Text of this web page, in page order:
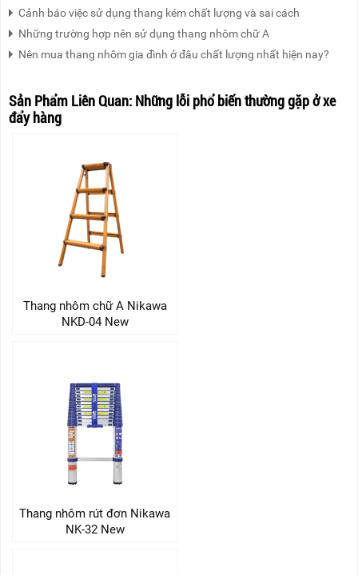
Cảnh báo việc sử dụng thang kém chất lượng và sai cách
Những trường hợp nên sử dụng thang nhôm chữ A
Nên mua thang nhôm gia đình ở đâu chất lượng nhất hiện nay?
Sản Phẩm Liên Quan: Những lỗi phổ biến thường gặp ở xe
đẩy hàng
Thang nhôm chữ A Nikawa
NKD-04 New
Thang nhôm rút đơn Nikawa
NK-32 New